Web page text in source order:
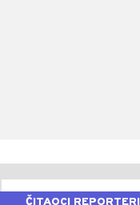
ČITAOCI REPORTERI